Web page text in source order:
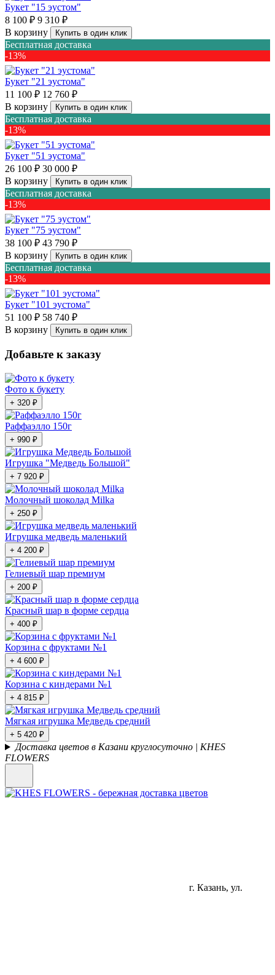
Букет "15 эустом"
8 100 ₽ 9 310 ₽
В корзину
Купить в один клик
Бесплатная доставка
-13%
Букет "21 эустома"
11 100 ₽ 12 760 ₽
В корзину
Купить в один клик
Бесплатная доставка
-13%
Букет "51 эустома"
26 100 ₽ 30 000 ₽
В корзину
Купить в один клик
Бесплатная доставка
-13%
Букет "75 эустом"
38 100 ₽ 43 790 ₽
В корзину
Купить в один клик
Бесплатная доставка
-13%
Букет "101 эустома"
51 100 ₽ 58 740 ₽
В корзину
Купить в один клик
Добавьте к заказу
Фото к букету
+ 320 ₽
Раффаэлло 150г
+ 990 ₽
Игрушка "Медведь Большой"
+ 7 920 ₽
Молочный шоколад Milka
+ 250 ₽
Игрушка медведь маленький
+ 4 200 ₽
Гелиевый шар премиум
+ 200 ₽
Красный шар в форме сердца
+ 400 ₽
Корзина с фруктами №1
+ 4 600 ₽
Корзина с киндерами №1
+ 4 815 ₽
Мягкая игрушка Медведь средний
+ 5 420 ₽
Доставка цветов в Казани круглосуточно | KHES
FLOWERS
г. Казань, ул.